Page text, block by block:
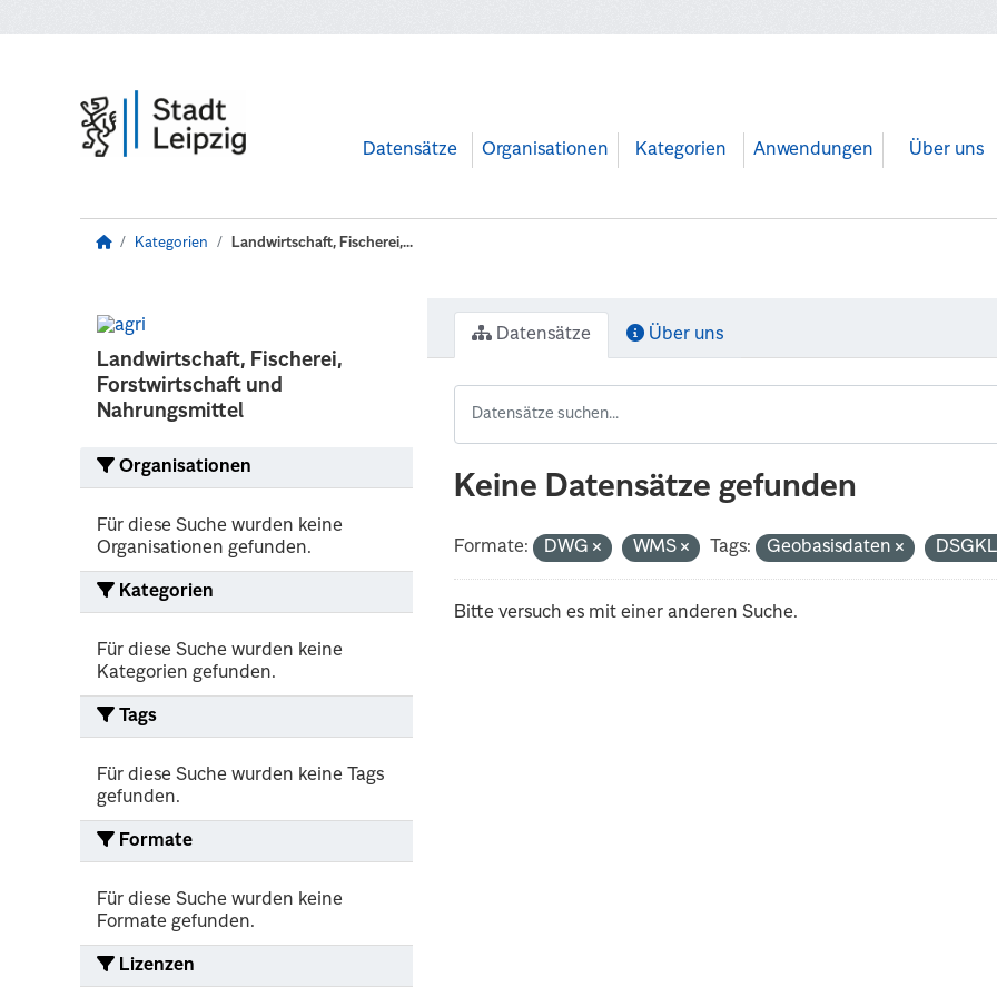
Datensätze Organisationen Kategorien Anwendungen Über uns
Kategorien Landwirtschaft, Fischerei,...
Landwirtschaft, Fischerei,
Forstwirtschaft und
Nahrungsmittel
Organisationen
Für diese Suche wurden keine
Organisationen gefunden.
Kategorien
Für diese Suche wurden keine
Kategorien gefunden.
Tags
Für diese Suche wurden keine Tags
gefunden.
Formate
Für diese Suche wurden keine
Formate gefunden.
Lizenzen
Datensätze Über uns
Keine Datensätze gefunden
Formate: DWG WMS Tags: Geobasisdaten
Bitte versuch es mit einer anderen Suche.